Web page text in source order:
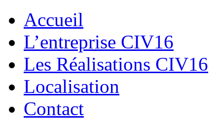
Accueil
L’entreprise CIV16
Les Réalisations CIV16
Localisation
Contact